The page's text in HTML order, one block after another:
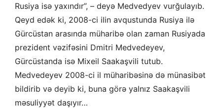
Rusiya isə yaxındır”, – deyə Medvedyev vurğulayıb.
Qeyd edək ki, 2008-ci ilin avqustunda Rusiya ilə
Gürcüstan arasında müharibə olan zaman Rusiyada
prezident vəzifəsini Dmitri Medvedeyev,
Gürcüstanda isə Mixeil Saakaşvili tutub.
Medvedeyev 2008-ci il müharibəsinə də münasibət
bildirib və deyib ki, buna görə yalnız Saakaşvili
məsuliyyət daşıyır…